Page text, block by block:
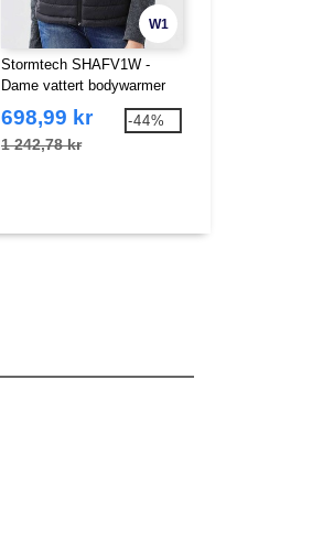
W1
Stormtech SHAFV1W -
Dame vattert bodywarmer
698,99 kr
1 242,78 kr
-44%